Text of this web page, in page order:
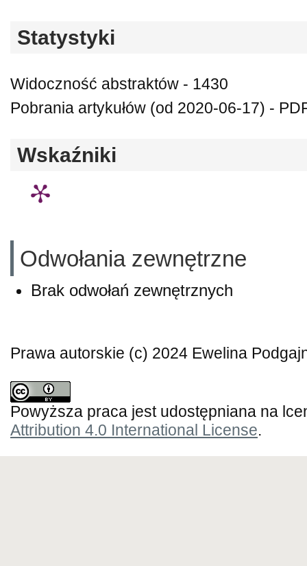
Statystyki
Widoczność abstraktów - 1430
Pobrania artykułów (od 2020-06-17) -
Wskaźniki
Odwołania zewnętrzne
Brak odwołań zewnętrznych
Prawa autorskie (c) 2024 Ewelina
Powyższa praca jest udostępniana na
Attribution 4.0 International License.